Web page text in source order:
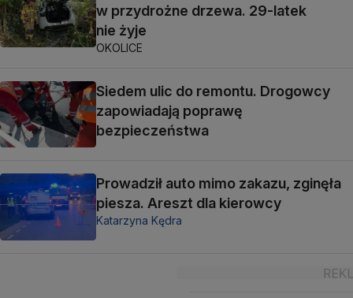
w przydrożne drzewa. 29-latek
nie żyje
OKOLICE
Siedem ulic do remontu. Drogowcy
zapowiadają poprawę
bezpieczeństwa
Prowadził auto mimo zakazu, zginęła
piesza. Areszt dla kierowcy
Katarzyna Kędra